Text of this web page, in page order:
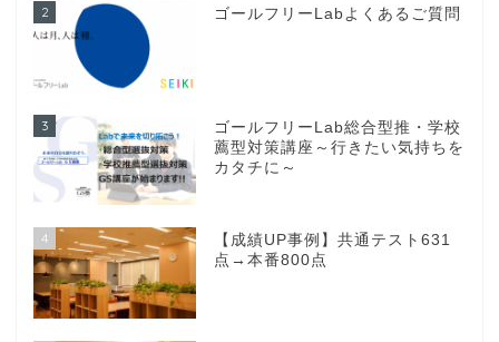
2 ゴールフリーLabよくあるご質問
3
ゴールフリーLab総合型推・学校
薦型対策講座～行きたい気持ちを
カタチに～
4
【成績UP事例】共通テスト631
点→本番800点